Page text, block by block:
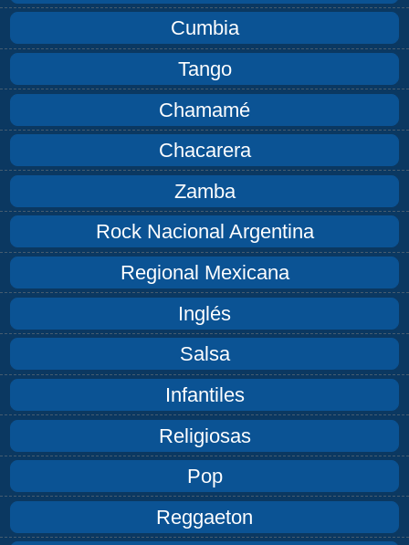
Cumbia
Tango
Chamamé
Chacarera
Zamba
Rock Nacional Argentina
Regional Mexicana
Inglés
Salsa
Infantiles
Religiosas
Pop
Reggaeton